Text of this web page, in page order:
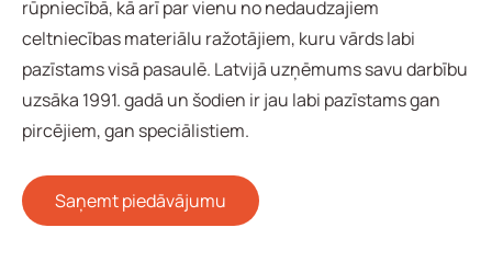
rūpniecībā, kā arī par vienu no nedaudzajiem
celtniecības materiālu ražotājiem, kuru vārds labi
pazīstams visā pasaulē. Latvijā uzņēmums savu darbību
uzsāka 1991. gadā un šodien ir jau labi pazīstams gan
pircējiem, gan speciālistiem.
Saņemt piedāvājumu